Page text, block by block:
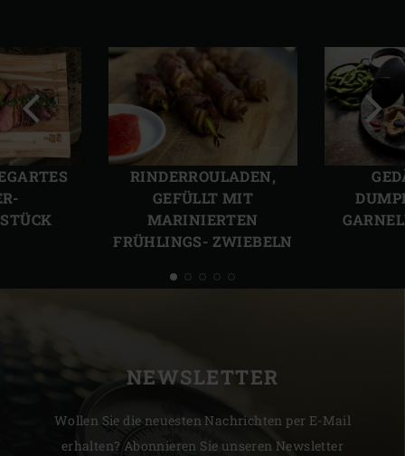
RINDERROULADEN,
GEFÜLLT MIT
MARINIERTEN
FRÜHLINGS- ZWIEBELN
Folie
Folie
NEWSLETTER
Wollen Sie die neuesten Nachrichten per E-Mail
erhalten? Abonnieren Sie unseren Newsletter